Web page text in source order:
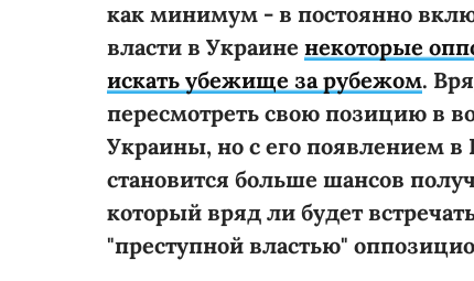
как минимум - в постоянно
власти в Украине некоторые
искать убежище за рубежом.
пересмотреть свою позицию в
Украины, но с его появлением в
становится больше шансов
который вряд ли будет
"преступной властью"